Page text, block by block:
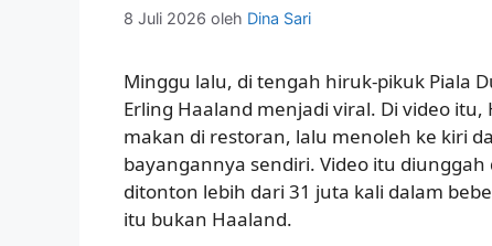
8 Juli 2026 oleh Dina Sari
Minggu lalu, di tengah hiruk-pikuk Piala
Erling Haaland menjadi viral. Di video
makan di restoran, lalu menoleh ke kiri
bayangannya sendiri. Video itu diunggah
ditonton lebih dari 31 juta kali dalam
itu bukan Haaland.